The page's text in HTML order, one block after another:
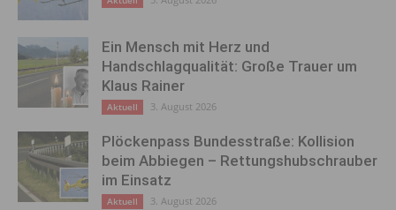
Ein Mensch mit Herz und
Handschlagqualität: Große Trauer um
Klaus Rainer
Aktuell 3. August 2026
Plöckenpass Bundesstraße: Kollision
beim Abbiegen – Rettungshubschrauber
im Einsatz
Aktuell 3. August 2026